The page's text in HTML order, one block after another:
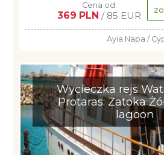
Cena od:
369 PLN / 85 EUR
Ayia Napa /
Wycieczka rejs
Protaras: Zatoka
lagoon